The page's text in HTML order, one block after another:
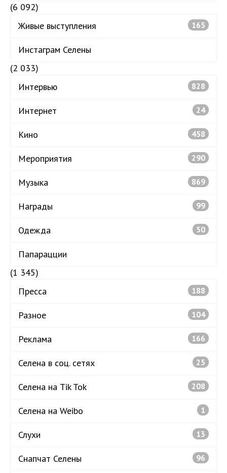
(6 092)
Живые выступления
165
Инстаграм Селены
(2 033)
Интервью
828
Интернет 24
Кино 458
Мероприятия 290
Музыка 869
Награды 99
Одежда 50
Папарацции
(1 345)
Пресса
188
Разное 104
Реклама 166
Селена в соц. сетях 25
Селена на Tik Tok 208
Селена на Weibo 1
Слухи 13
Снапчат Селены 96